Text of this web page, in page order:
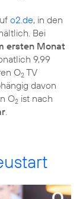
o2.de, in den
Bei
ersten Monat
9,99
O2 TV
davon
O2 ist nach